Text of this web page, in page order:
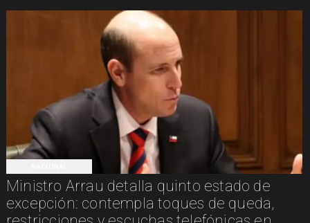
Ministro Arrau detalla quinto estado de
excepción: contempla toques de queda,